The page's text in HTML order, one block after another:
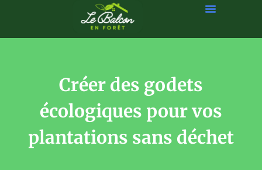
Créer des godets
écologiques pour vos
plantations sans déchet